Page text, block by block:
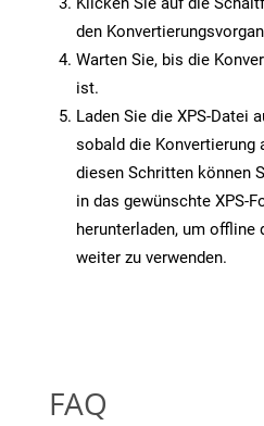
den
Warten Sie, bis die
ist.
Laden Sie die XPS-Datei
sobald die
diesen Schritten können
in das gewünschte XPS-
herunterladen, um offline
weiter zu verwenden.
FAQ